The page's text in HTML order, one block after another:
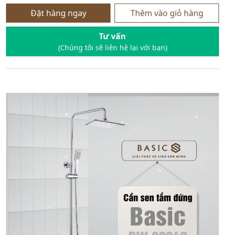
Đặt hàng ngay Thêm vào giỏ hàng
Tư vấn
(Chúng tôi sẽ liên hệ lại với bạn)